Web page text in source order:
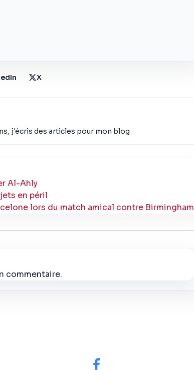
X
j'écris des articles pour mon blog
Al-Ahly
en péril
lors du match amical contre Birmingham
commentaire.